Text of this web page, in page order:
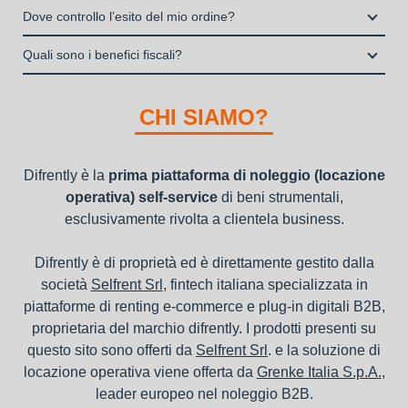
dei beni e con vantaggi di gestione per i propri clienti.
interamente online
Il contratto di locazione operativa sarà stipulato con Grenke
operativa di beni mobili strumentali (B2B), previa approvazione
della richiesta da parte della stessa.
Dove controllo l’esito del mio ordine?
Una volta fatto login vai sull’icona con l’omino e clicca su
Quali sono i benefici fiscali?
nel bilancio, poiché i canoni vengono considerati un servizio. I
canoni di noleggio sono deducibili ai fini IRES e IRAP
CHI SIAMO?
Difrently è la prima piattaforma di noleggio (locazione
operativa) self-servicedi beni strumentali,
esclusivamente rivolta a clientela business.
Difrently è di proprietà ed è direttamente gestito dalla
società Selfrent Srl , fintech italiana specializzata in
piattaforme di renting e-commerce e plug-in digitali B2B,
proprietaria del marchio difrently. I prodotti presenti su
questo sito sono offerti da Selfrent Srl . e la soluzione di
locazione operativa viene offerta da Grenke Italia S.p.A.,
leader europeo nel noleggio B2B.